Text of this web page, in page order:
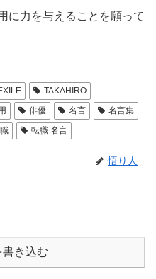
に力を与えることを願って
TAKAHIRO
俳優 名言
名言集
転職 名言
悟り人
書き込む